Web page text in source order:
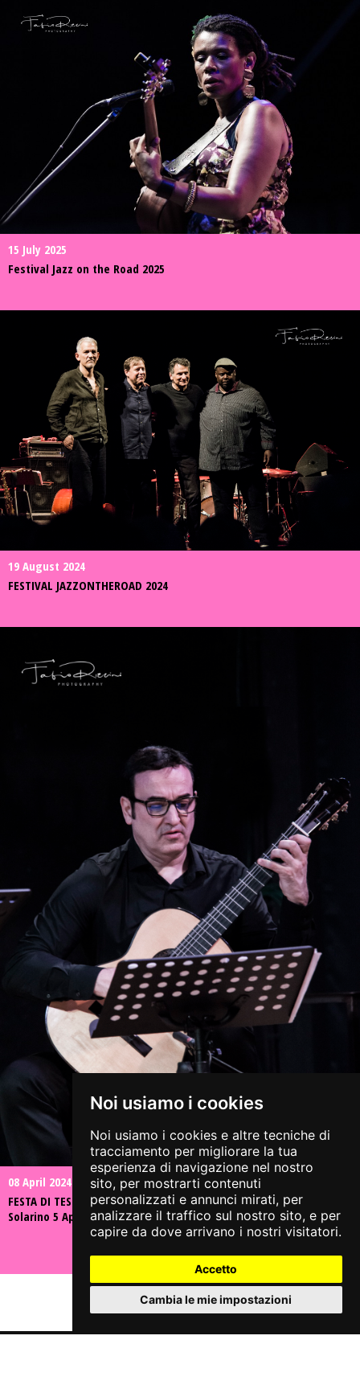
Noi usiamo i cookies
Noi usiamo i cookies e altre tecniche di
tracciamento per migliorare la tua
esperienza di navigazione nel nostro
sito, per mostrarti contenuti
personalizzati e annunci mirati, per
analizzare il traffico sul nostro sito, e per
capire da dove arrivano i nostri visitatori.
Accetto
Cambia le mie impostazioni
15 July 2025
Festival Jazz on the Road 2025
19 August 2024
FESTIVAL JAZZONTHEROAD 2024
08 April 2024
FESTA DI TESSERAMENTO 2023/2024 - IL SESSO INUTILE con Valeria
Solarino 5 Aprile der Mast - fotografie di @Fabio Rizzini
Share on: